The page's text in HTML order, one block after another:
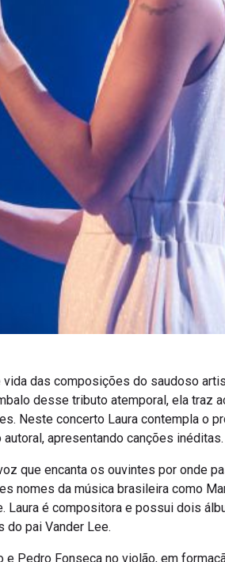
das composições do saudoso
desse tributo atemporal, ela traz
Neste concerto Laura contempla o
apresentando canções inéditas.
que encanta os ouvintes por onde
nomes da música brasileira como
Laura é compositora e possui dois
pai Vander Lee.
Pedro Fonseca no violão, em